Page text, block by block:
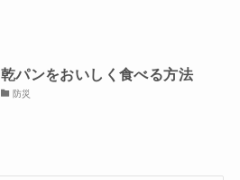
乾パンをおいしく食べる方法
防災